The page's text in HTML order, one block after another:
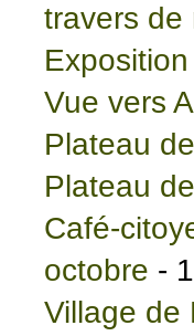
travers de
Vue vers
Plateau
Plateau
Café-
octobre -
Village de